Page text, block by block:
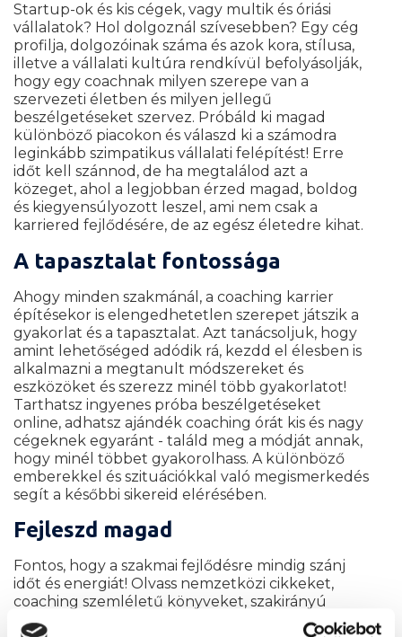
Startup-ok és kis cégek, vagy multik és óriási
vállalatok? Hol dolgoznál szívesebben? Egy cég
profilja, dolgozóinak száma és azok kora, stílusa,
illetve a vállalati kultúra rendkívül befolyásolják,
hogy egy coachnak milyen szerepe van a
szervezeti életben és milyen jellegű
beszélgetéseket szervez. Próbáld ki magad
különböző piacokon és válaszd ki a számodra
leginkább szimpatikus vállalati felépítést! Erre
időt kell szánnod, de ha megtalálod azt a
közeget, ahol a legjobban érzed magad, boldog
és kiegyensúlyozott leszel, ami nem csak a
karriered fejlődésére, de az egész életedre kihat.
A tapasztalat fontossága
Ahogy minden szakmánál, a coaching karrier
építésekor is elengedhetetlen szerepet játszik a
gyakorlat és a tapasztalat. Azt tanácsoljuk, hogy
amint lehetőséged adódik rá, kezdd el élesben is
alkalmazni a megtanult módszereket és
eszközöket és szerezz minél több gyakorlatot!
Tarthatsz ingyenes próba beszélgetéseket
online, adhatsz ajándék coaching órát kis és nagy
cégeknek egyaránt - találd meg a módját annak,
hogy minél többet gyakorolhass. A különböző
emberekkel és szituációkkal való megismerkedés
segít a későbbi sikereid elérésében.
Fejleszd magad
Fontos, hogy a szakmai fejlődésre mindig szánj
időt és energiát! Olvass nemzetközi cikkeket,
coaching szemléletű könyveket, szakirányú
magazinokat és bővítsd a tudásod online képzés